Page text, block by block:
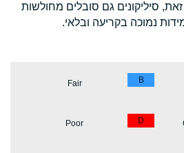
סיליקונים גם סובלים מחולשות
נמוכה בקריעה ובלאי.
B
Fair
D
Poor